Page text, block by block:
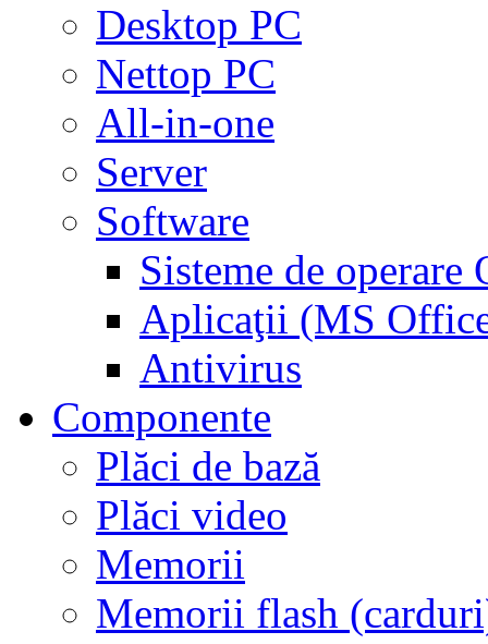
Desktop PC
Nettop PC
All-in-one
Server
Software
Sisteme de operare
Aplicaţii (MS
Antivirus
Componente
Plăci de bază
Plăci video
Memorii
Memorii flash